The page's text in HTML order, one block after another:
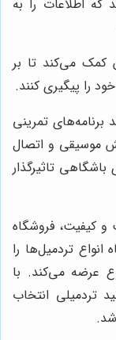
اطلاعات را به
کمک می‌کند تا بر
را پیگیری کنند.
برنامه‌های تمرینی
موسیقی و اتصال
تاثیرگذار
و کیفیت، فروشگاه
تردمیل‌ها را
عرضه می‌کند. با
تردمیلی انتخاب